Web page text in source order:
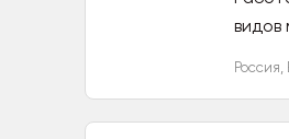
видов
Россия,